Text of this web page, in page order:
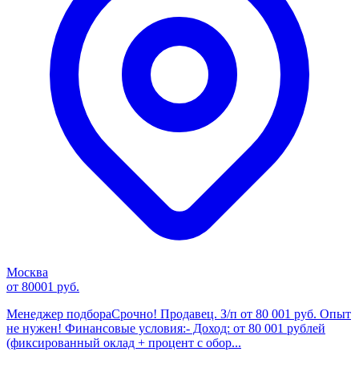
Москва
от 80001 руб.
Менеджер подбораСрочно! Продавец. З/п от 80 001 руб. Опыт
не нужен! Финансовые условия:- Доход: от 80 001 рублей
(фиксированный оклад + процент с обор...